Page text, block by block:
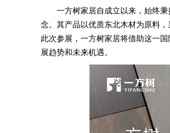
一方树家居自成立以来，始终秉
念。其产品以优质东北木材为原料
此次参展，一方树家居将借助这一
展趋势和未来机遇。